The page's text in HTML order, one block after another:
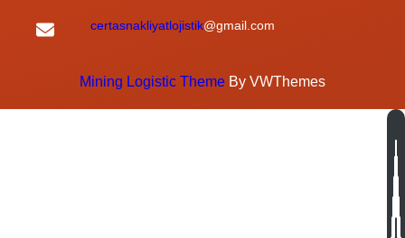
certasnakliyatlojistik@gmail.com
Mining Logistic Theme By VWThemes